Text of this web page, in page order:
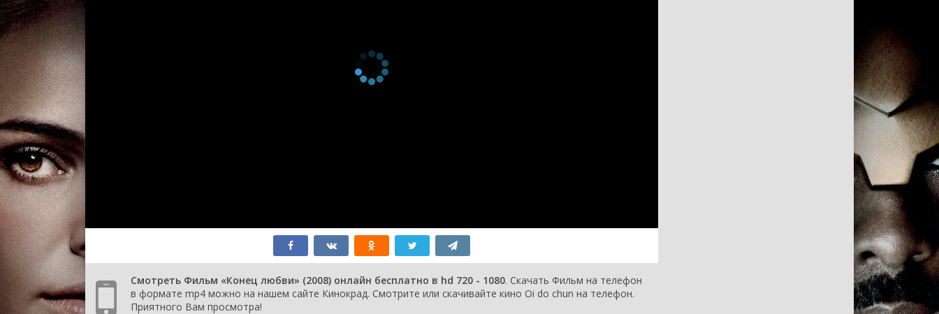
Смотреть Фильм «Конец любви» (2008) онлайн бесплатно в hd 720 - 1080. Скачать Фильм на телефон
в формате mp4 можно на нашем сайте Кинокрад. Смотрите или скачивайте кино Oi do chun на телефон.
Приятного Вам просмотра!